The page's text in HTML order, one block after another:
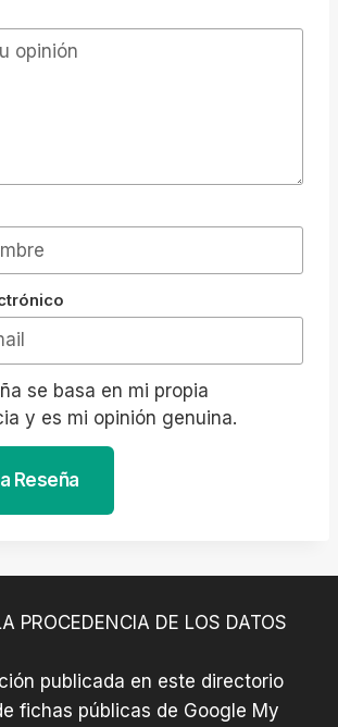
se basa en mi propia
y es mi opinión genuina.
Reseña
PROCEDENCIA DE LOS DATOS
publicada en este directorio
fichas públicas de Google My